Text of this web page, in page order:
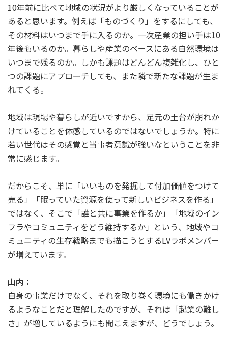
10年前に比べて地域の状況がより厳しくなっていることが
あると思います。例えば「ものづくり」をするにしても、
その材料はいつまで手に入るのか。一次産業の担い手は10
年後もいるのか。暮らしや産業のベースにある自然環境は
いつまで残るのか。しかも課題はどんどん複雑化し、ひと
つの課題にアプローチしても、また隣で新たな課題が生ま
れてくる。
地域は現場や暮らしが近いですから、足元の土台が崩れか
けていることを体感しているのではないでしょうか。特に
若い世代はその感覚と当事者意識が強いなということを非
常に感じます。
だからこそ、単に「いいものを発掘して付加価値をつけて
売る」「眠っていた資源を使って新しいビジネスを作る」
ではなく、そこで「誰と共に事業を作るか」「地域のイン
フラやコミュニティをどう維持するか」という、地域やコ
ミュニティの生存戦略までも描こうとするLVラボメンバー
が増えています。
山内：
自身の事業だけでなく、それを取り巻く環境にも働きかけ
るようなことだと理解したのですが、それは「起業の難し
さ」が増しているようにも聞こえますが、どうでしょう。